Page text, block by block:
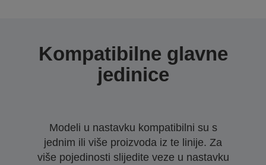
Kompatibilne glavne
jedinice
Modeli u nastavku kompatibilni su s
jednim ili više proizvoda iz te linije. Za
više pojedinosti slijedite veze u nastavku